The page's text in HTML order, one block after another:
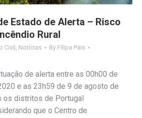
Estado de Alerta – Risco
Rural
Civil Notícias By Filipa Pais
de alerta entre as 00h00 de
e as 23h59 de 9 de agosto de
os distritos de Portugal
que o Centro de